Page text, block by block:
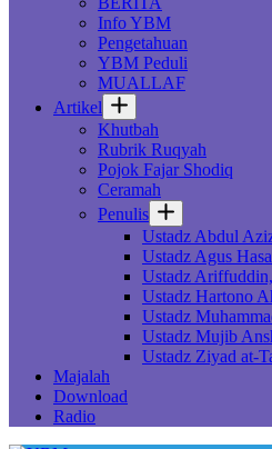
Info YBM
Pengetahuan
YBM Peduli
MUALLAF
Artikel
Khutbah
Rubrik Ruqyah
Pojok Fajar Shodiq
Ceramah
Penulis
Ustadz Abdul
Ustadz Agus
Ustadz
Ustadz Hartono
Ustadz
Ustadz Mujib
Ustadz Ziyad at-
Majalah
Download
Radio